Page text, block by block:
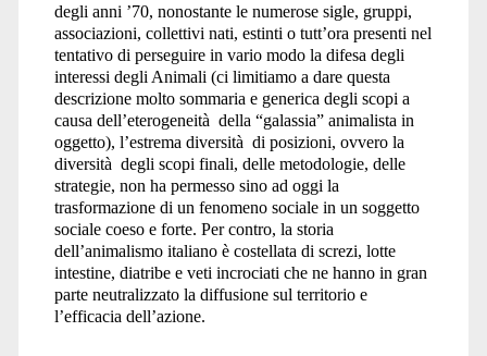
degli anni ’70, nonostante le numerose sigle, gruppi,
associazioni, collettivi nati, estinti o tutt’ora presenti nel
tentativo di perseguire in vario modo la difesa degli
interessi degli Animali (ci limitiamo a dare questa
descrizione molto sommaria e generica degli scopi a
causa dell’eterogeneità della “galassia” animalista in
oggetto), l’estrema diversità di posizioni, ovvero la
diversità degli scopi finali, delle metodologie, delle
strategie, non ha permesso sino ad oggi la
trasformazione di un fenomeno sociale in un soggetto
sociale coeso e forte. Per contro, la storia
dell’animalismo italiano è costellata di screzi, lotte
intestine, diatribe e veti incrociati che ne hanno in gran
parte neutralizzato la diffusione sul territorio e
l’efficacia dell’azione.